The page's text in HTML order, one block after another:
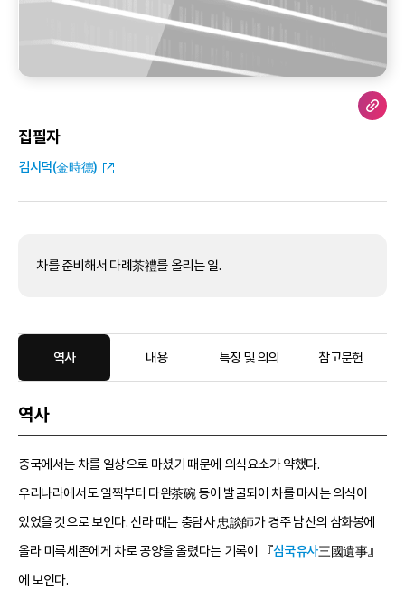
집필자
김시덕(金時德)
차를 준비해서 다례茶禮를 올리는 일.
역사 내용 특징 및 의의 참고문헌
역사
중국에서는 차를 일상으로 마셨기 때문에 의식요소가 약했다.
우리나라에서도 일찍부터 다완茶碗 등이 발굴되어 차를 마시는 의식이
있었을 것으로 보인다. 신라 때는 충담사 忠談師가 경주 남산의 삼화봉에
올라 미륵세존에게 차로 공양을 올렸다는 기록이 『삼국유사三國遺事』
에 보인다.